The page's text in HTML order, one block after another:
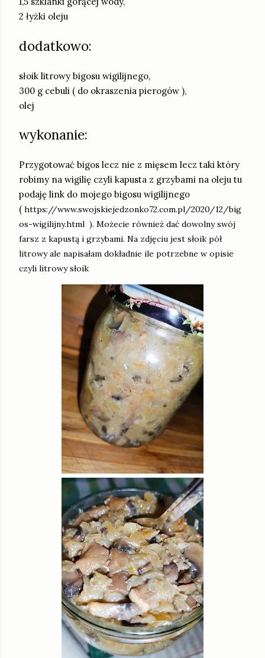
2 łyżki oleju
dodatkowo:
słoik litrowy bigosu wigilijnego,
300 g cebuli ( do okraszenia pierogów ),
olej
wykonanie:
Przygotować bigos lecz nie z mięsem lecz taki który
robimy na wigilię czyli kapusta z grzybami na oleju tu
podaję link do mojego bigosu wigilijnego
( https://www.swojskiejedzonko72.com.pl/2020/12/big
os-wigilijny.html ). Możecie również dać dowolny swój
farsz z kapustą i grzybami. Na zdjęciu jest słoik pół
litrowy ale napisałam dokładnie ile potrzebne w opisie
czyli litrowy słoik